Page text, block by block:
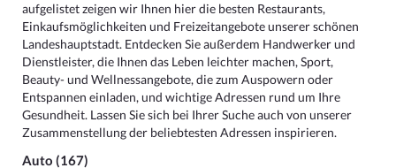
aufgelistet zeigen wir Ihnen hier die besten Restaurants,
Einkaufsmöglichkeiten und Freizeitangebote unserer schönen
Landeshauptstadt. Entdecken Sie außerdem Handwerker und
Dienstleister, die Ihnen das Leben leichter machen, Sport,
Beauty- und Wellnessangebote, die zum Auspowern oder
Entspannen einladen, und wichtige Adressen rund um Ihre
Gesundheit. Lassen Sie sich bei Ihrer Suche auch von unserer
Zusammenstellung der beliebtesten Adressen inspirieren.
Auto (167)